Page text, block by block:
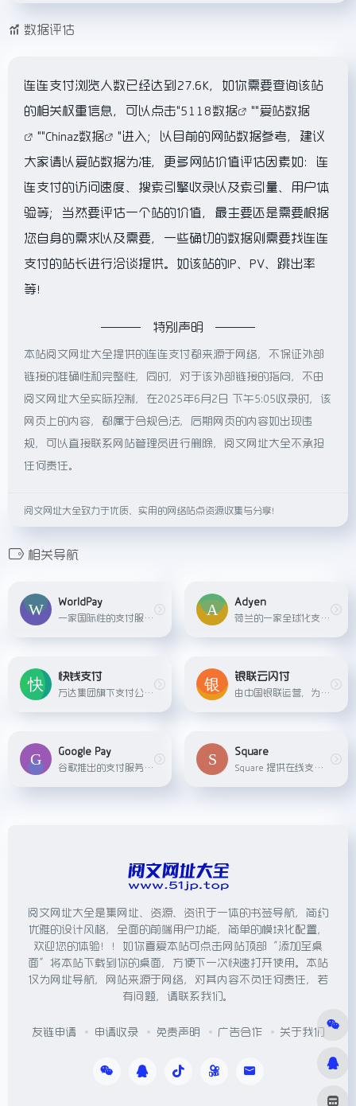
数据评估
连连支付浏览人数已经达到27.6K，如你需要查询该站
的相关权重信息，可以点击"5118数据 ""爱站数据
""Chinaz数据
"进入；以目前的网站数据参考，建议
大家请以爱站数据为准，更多网站价值评估因素如：连
连支付的访问速度、搜索引擎收录以及索引量、用户体
验等；当然要评估一个站的价值，最主要还是需要根据
您自身的需求以及需要，一些确切的数据则需要找连连
支付的站长进行洽谈提供。如该站的IP、PV、跳出率
等！
特别声明
本站阅文网址大全提供的连连支付都来源于网络，不保证外部
链接的准确性和完整性，同时，对于该外部链接的指向，不由
阅文网址大全实际控制，在2025年6月2日 下午5:05收录时，该
网页上的内容，都属于合规合法，后期网页的内容如出现违
规，可以直接联系网站管理员进行删除，阅文网址大全不承担
任何责任。
阅文网址大全致力于优质、实用的网络站点资源收集与分享！
相关导航
WorldPay
一家国际性的支付服务提供商，帮助企业在全球范围内接收多种支付方式的款项。
Adyen
荷兰的一家全球化支付公司，为电子商务、零售和POS等多种场景提供一体化支付解决方案。
快钱支付
万达集团旗下支付公司，为个人和企业提供全面的电子支付解决方案和服务。
银联云闪付
由中国银联运营，为用户提供安全高效的网上支付服务，广泛应用于各大电商平台及各类商户网站。
Google Pay
谷歌推出的支付服务，适用于Android设备和网页端，用于简化购物、转账和账单支付流程。
Square
Square 提供在线支付和 POS 系统，方便商家接受各种形式的支付，同时也提供个人间的转账服务Cash App。
阅文网址大全是集网址、资源、资讯于一体的书签导航，简约
优雅的设计风格，全面的前端用户功能，简单的模块化配置，
欢迎您的体验！！如你喜爱本站可点击网站顶部“添加至桌
面”将本站下载到你的桌面，方便下一次快速打开使用。本站
仅为网址导航，网站来源于网络，对其内容不负任何责任，若
有问题，请联系我们。
友链申请 申请收录 免责声明 广告合作 关于我们